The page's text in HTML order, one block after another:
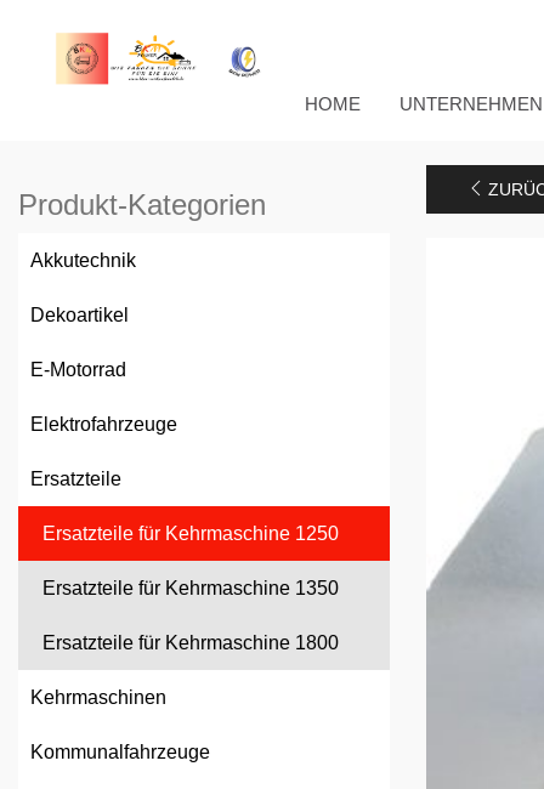
HOME UNTERNEHMEN
Produkt-Kategorien
Akkutechnik
Dekoartikel
E-Motorrad
Elektrofahrzeuge
Ersatzteile
Ersatzteile für Kehrmaschine 1250
Ersatzteile für Kehrmaschine 1350
Ersatzteile für Kehrmaschine 1800
Kehrmaschinen
Kommunalfahrzeuge